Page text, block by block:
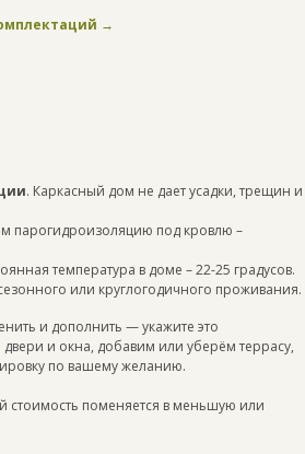
→
. Каркасный дом не дает усадки, трещин и
парогидроизоляцию под кровлю –
температура в доме – 22-25 градусов.
или круглогодичного проживания.
и дополнить — укажите это
и окна, добавим или уберём террасу,
по вашему желанию.
стоимость поменяется в меньшую или